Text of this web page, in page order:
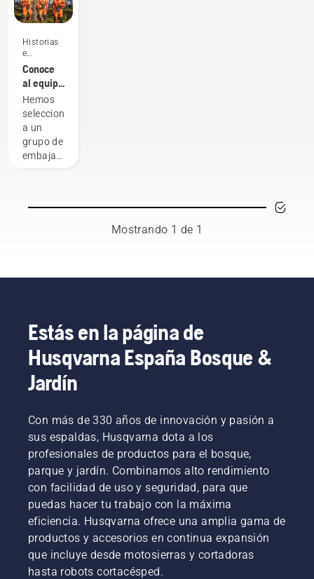
Historias
e
inspiración
Conoce
al equipo
H de
Husqvarna:
los
usuarios
más
Hemos
seleccionado
a un
grupo de
embajadores
entre los
el
mundo.
Son
nuestro
equipo
H. Y son
usuarios
más
exigentes.
Mostrando 1 de 1
Estás en la página de
Husqvarna España Bosque &
Jardín
Con más de 330 años de innovación y pasión a
sus espaldas, Husqvarna dota a los
profesionales de productos para el bosque,
parque y jardín. Combinamos alto rendimiento
con facilidad de uso y seguridad, para que
puedas hacer tu trabajo con la máxima
eficiencia. Husqvarna ofrece una amplia gama de
productos y accesorios en continua expansión
que incluye desde motosierras y cortadoras
hasta robots cortacésped.